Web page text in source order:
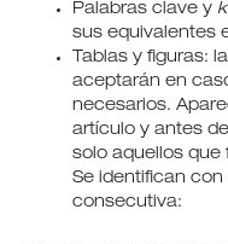
Palabras clave y
sus equivalentes
Tablas y figuras:
aceptarán en
necesarios.
artículo y antes
solo aquellos que
Se identifican
consecutiva: